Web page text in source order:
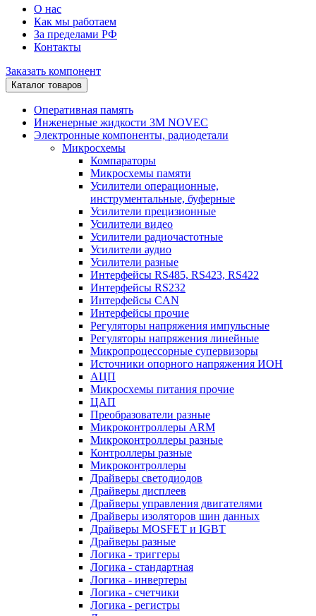
О нас
Как мы работаем
За пределами РФ
Контакты
Заказать компонент
Каталог товаров
Оперативная память
Инженерные жидкости 3M NOVEC
Электронные компоненты, радиодетали
Микросхемы
Компараторы
Микросхемы памяти
Усилители операционные,
инструментальные, буферные
Усилители прецизионные
Усилители видео
Усилители радиочастотные
Усилители аудио
Усилители разные
Интерфейсы RS485, RS423, RS422
Интерфейсы RS232
Интерфейсы CAN
Интерфейсы прочие
Регуляторы напряжения импульсные
Регуляторы напряжения линейные
Микропроцессорные супервизоры
Источники опорного напряжения ИОН
АЦП
Микросхемы питания прочие
ЦАП
Преобразователи разные
Микроконтроллеры ARM
Микроконтроллеры разные
Контроллеры разные
Микроконтроллеры
Драйверы светодиодов
Драйверы дисплеев
Драйверы управления двигателями
Драйверы изоляторов шин данных
Драйверы MOSFET и IGBT
Драйверы разные
Логика - триггеры
Логика - стандартная
Логика - инвертеры
Логика - счетчики
Логика - регистры